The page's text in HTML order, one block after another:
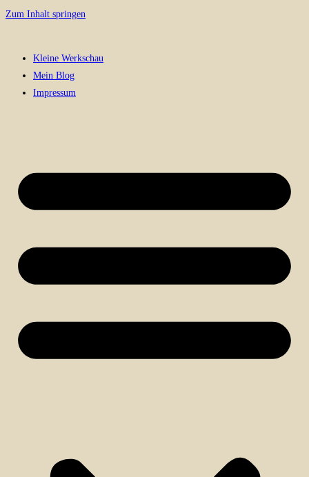
Zum Inhalt springen
Kleine Werkschau
Mein Blog
Impressum